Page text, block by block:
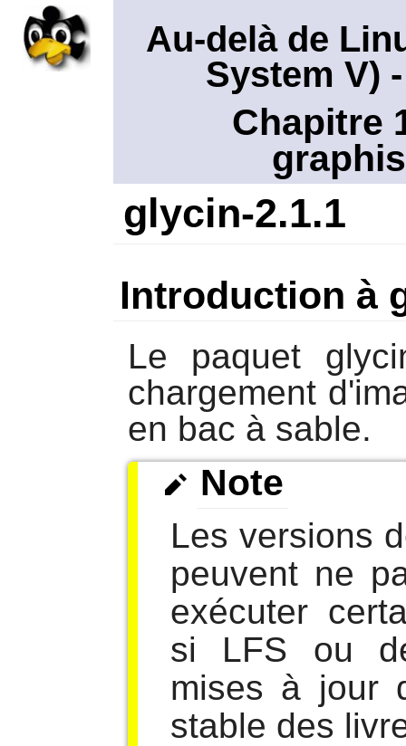
Au-delà de
System V)
Chapitre
glycin-2.1.1
Introduction à
Le paquet
chargement
en bac à sable.
Note
Les versions
peuvent ne
exécuter
si LFS ou
mises à jour
stable des